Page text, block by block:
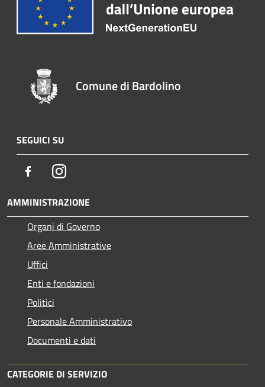
Comune di Bardolino
SEGUICI SU
FacebookInstagram
AMMINISTRAZIONE
Organi di Governo
Aree Amministrative
Uffici
Enti e fondazioni
Politici
Personale Amministrativo
Documenti e dati
CATEGORIE DI SERVIZIO